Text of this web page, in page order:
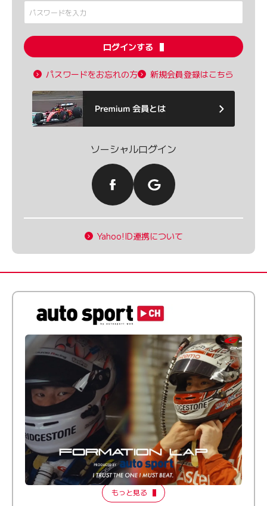
ログインする
パスワードをお忘れの方 新規会員登録はこちら
ソーシャルログイン
Yahoo!ID連携について
倒す相手を、信じてる。小林利徠斗 × 野村勇斗
【FORMATION LAP Produced by auto sport】
2026 Episode 2
もっと見る